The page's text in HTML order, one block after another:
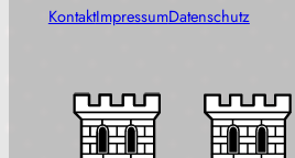
KontaktImpressumDatenschutz